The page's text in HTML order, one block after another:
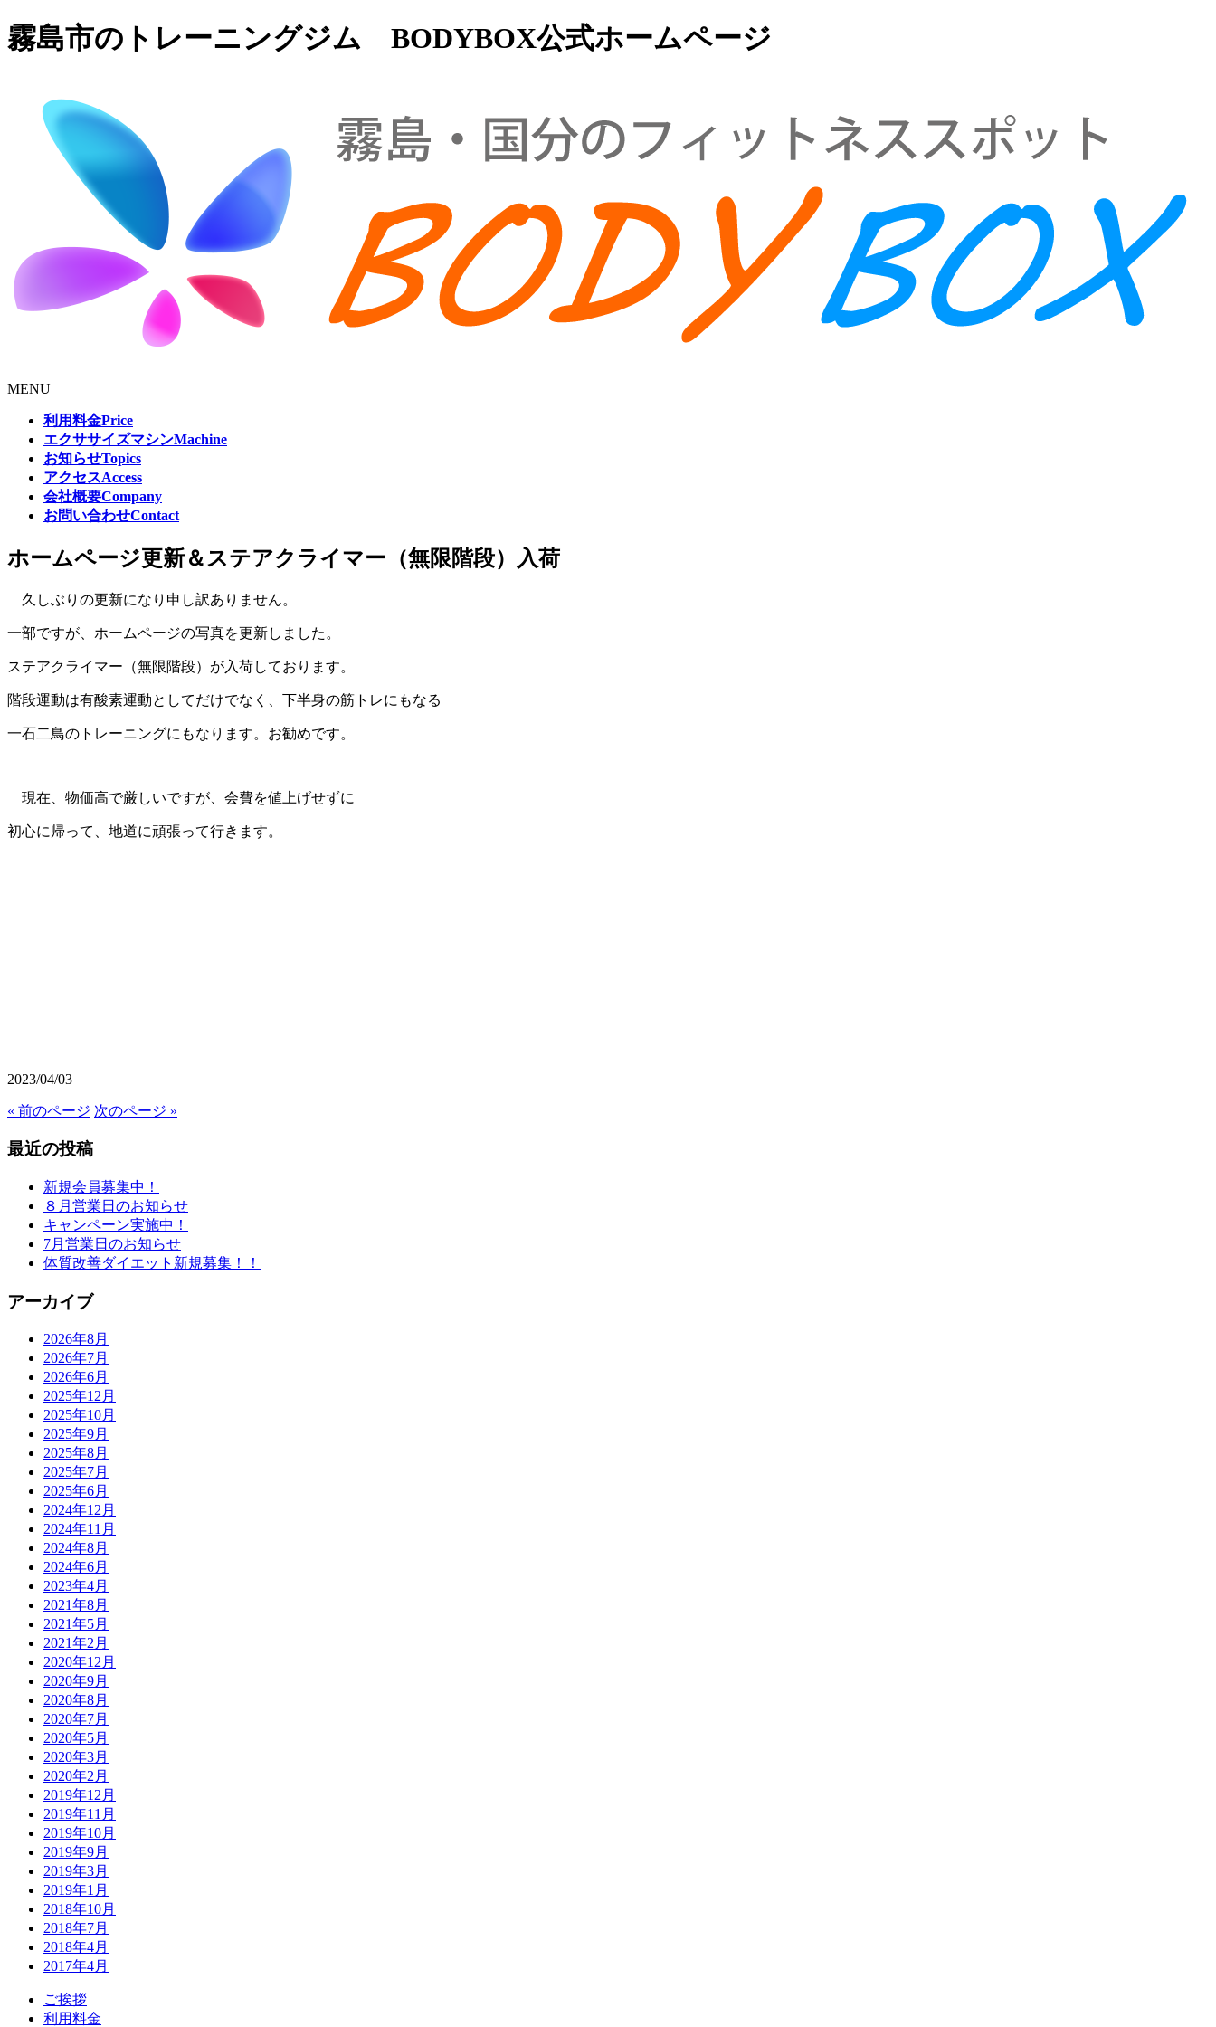
霧島市のトレーニングジム BODYBOX公式ホームページ
MENU
利用料金Price
エクササイズマシンMachine
お知らせTopics
アクセスAccess
会社概要Company
お問い合わせContact
ホームページ更新＆ステアクライマー（無限階段）入荷
久しぶりの更新になり申し訳ありません。
一部ですが、ホームページの写真を更新しました。
ステアクライマー（無限階段）が入荷しております。
階段運動は有酸素運動としてだけでなく、下半身の筋トレにもなる
一石二鳥のトレーニングにもなります。お勧めです。
現在、物価高で厳しいですが、会費を値上げせずに
初心に帰って、地道に頑張って行きます。
2023/04/03
« 前のページ 次のページ »
最近の投稿
新規会員募集中！
８月営業日のお知らせ
キャンペーン実施中！
7月営業日のお知らせ
体質改善ダイエット新規募集！！
アーカイブ
2026年8月
2026年7月
2026年6月
2025年12月
2025年10月
2025年9月
2025年8月
2025年7月
2025年6月
2024年12月
2024年11月
2024年8月
2024年6月
2023年4月
2021年8月
2021年5月
2021年2月
2020年12月
2020年9月
2020年8月
2020年7月
2020年5月
2020年3月
2020年2月
2019年12月
2019年11月
2019年10月
2019年9月
2019年3月
2019年1月
2018年10月
2018年7月
2018年4月
2017年4月
ご挨拶
利用料金